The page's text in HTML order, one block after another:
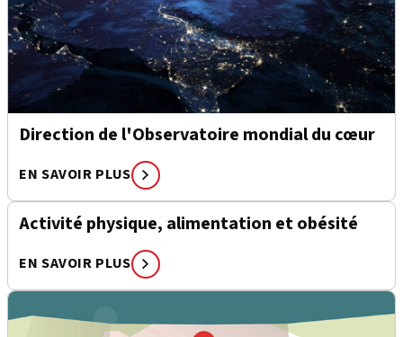
Direction de l'Observatoire mondial du cœur
EN SAVOIR PLUS
Activité physique, alimentation et obésité
EN SAVOIR PLUS